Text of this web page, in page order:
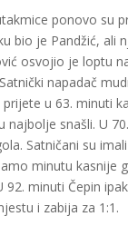
ponovo su
bio je Pandžić, ali
osvojio je loptu
napadač
prijete u 63. minuti
najbolje snašli. U
Satničani su
minutu kasnije
92. minuti Čepin
i zabija za 1:1.